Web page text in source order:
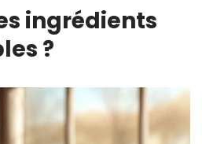
ingrédients
?